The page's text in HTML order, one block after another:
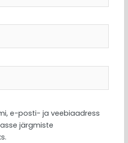
e-posti- ja veebiaadress
järgmiste